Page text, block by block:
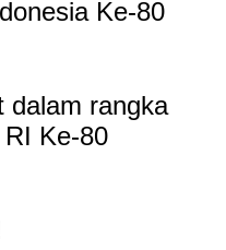
Ke-80
dalam rangka
Ke-80